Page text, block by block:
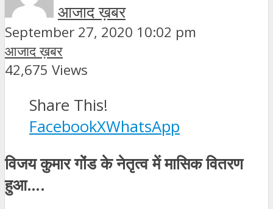
आजाद ख़बर
September 27, 2020 10:02 pm
आजाद ख़बर
42,675 Views
Share This!
FacebookXWhatsApp
विजय कुमार गोंड के नेतृत्व में मासिक वितरण
हुआ….